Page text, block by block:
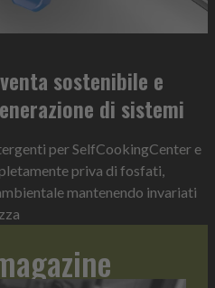
sostenibile e
di sistemi
per SelfCookingCenter e
priva di fosfati,
mantenendo invariati